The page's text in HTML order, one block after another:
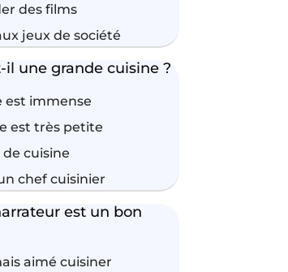
des films
jeux de société
une grande cuisine ?
est immense
est très petite
de cuisine
chef cuisinier
est un bon
aimé cuisiner